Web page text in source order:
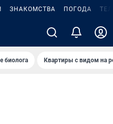
ЗНАКОМСТВА ПОГОДА
биолога Квартиры с видом на